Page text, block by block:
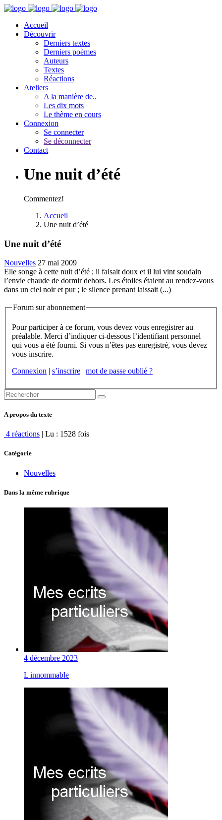
Accueil
Découvrir
Derniers textes
Derniers poèmes
Auteurs
Textes
Réactions
Ateliers
A la manière de..
Les dix mots
Le thème en cours
Connexion
Se connecter
Se déconnecter
Contact
Une nuit d’été
Commentez!
Accueil
Une nuit d’été
Une nuit d’été
Nouvelles 27 mai 2009
Elle songe à cette nuit d’été ; il faisait doux et il lui vint soudain
l’envie chaude de dormir dehors. Les étoiles étaient au rendez-vous
dans un ciel noir et pur ; le silence prenant laissait (...)
Forum sur abonnement
Pour participer à ce forum, vous devez vous enregistrer au
préalable. Merci d’indiquer ci-dessous l’identifiant personnel
qui vous a été fourni. Si vous n’êtes pas enregistré, vous devez
vous inscrire.
Connexion | s’inscrire | mot de passe oublié ?
A propos du texte
4 réactions | Lu : 1528 fois
Catégorie
Nouvelles
Dans la même rubrique
4 décembre 2023
L innommable